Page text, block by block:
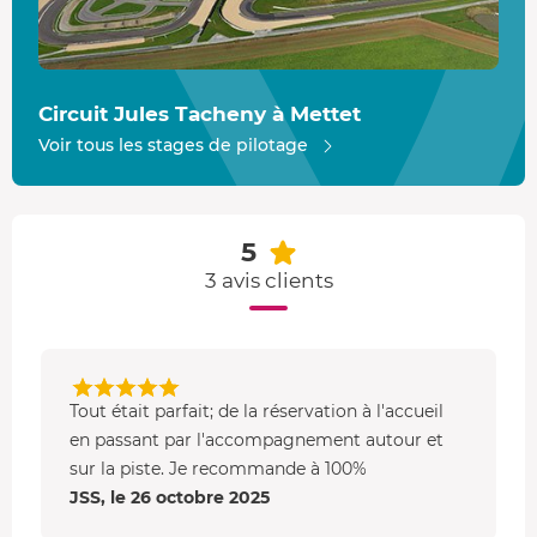
Circuit Jules Tacheny à Mettet
Voir tous les stages de pilotage
5
3 avis clients
Tout était parfait; de la réservation à l'accueil
en passant par l'accompagnement autour et
sur la piste. Je recommande à 100%
JSS, le 26 octobre 2025